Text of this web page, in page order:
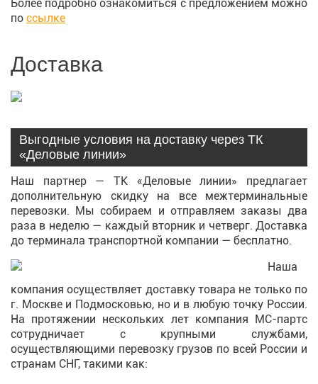
Более подробно ознакомиться с предложением можно
по ссылке
Доставка
Выгодные условия на доставку через ТК
«Деловые линии»
Наш партнер — ТК «Деловые линии» предлагает
дополнительную скидку на все межтерминальные
перевозки. Мы собираем и отправляем заказы два
раза в неделю — каждый вторник и четверг. Доставка
до терминала транспортной компании — бесплатно.
Наша
компания осуществляет доставку товара не только по
г. Москве и Подмосковью, но и в любую точку России.
На протяжении нескольких лет компания МС-партс
сотрудничает с крупными службами,
осуществляющими перевозку грузов по всей России и
странам СНГ, такими как: